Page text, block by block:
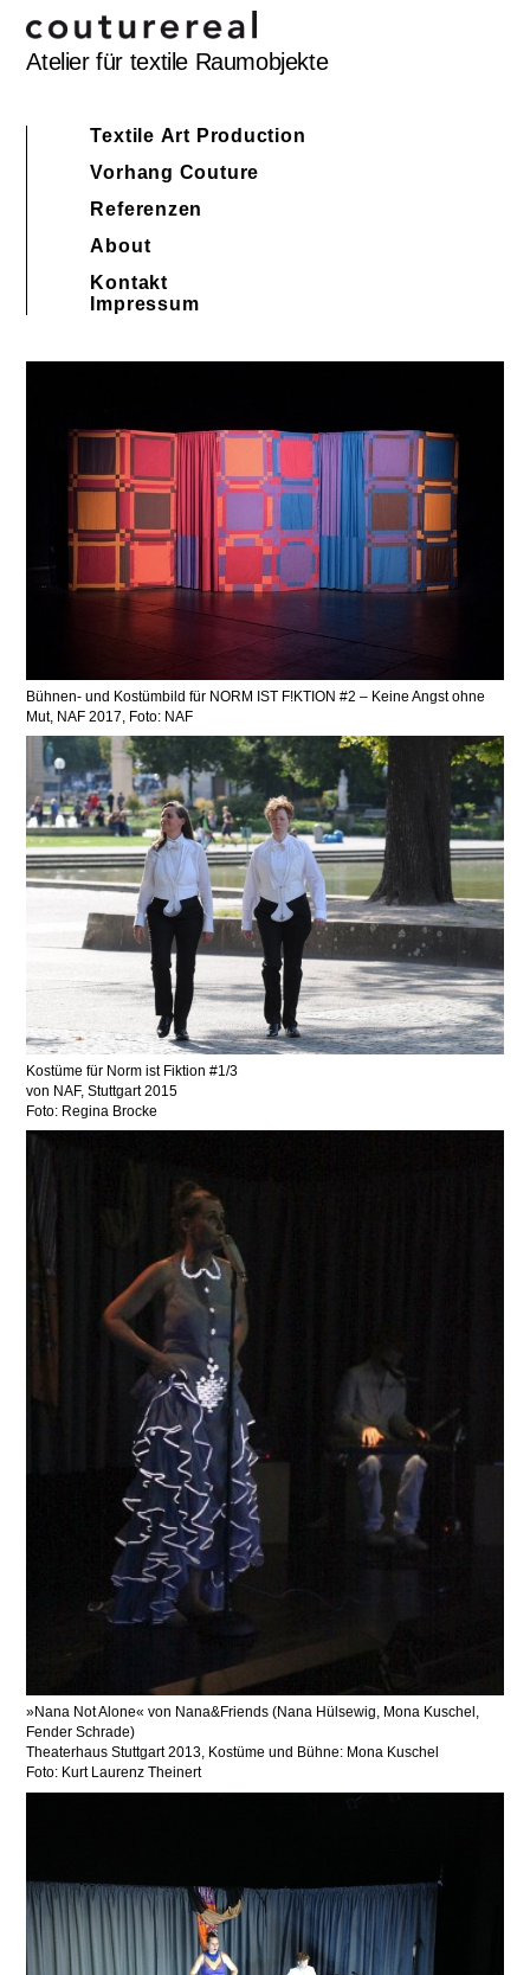
Atelier für textile Raumobjekte
Textile Art Production
Vorhang Couture
Referenzen
About
Kontakt
Impressum
Bühnen- und Kostümbild für NORM IST F!KTION #2 – Keine Angst ohne
Mut, NAF 2017, Foto: NAF
Kostüme für Norm ist Fiktion #1/3
von NAF, Stuttgart 2015
Foto: Regina Brocke
Nana Not Alone
von Nana&Friends (Nana Hülsewig, Mona Kuschel,
Fender Schrade)
Theaterhaus Stuttgart 2013, Kostüme und Bühne: Mona Kuschel
Foto: Kurt Laurenz Theinert